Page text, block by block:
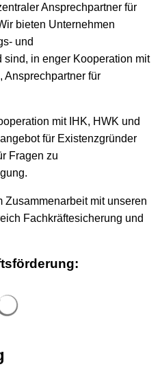
Ansprechpartner für
bieten Unternehmen
und
in enger Kooperation mit
Ansprechpartner für
mit IHK, HWK und
für Existenzgründer
Fragen zu
Zusammenarbeit mit unseren
Fachkräftesicherung und